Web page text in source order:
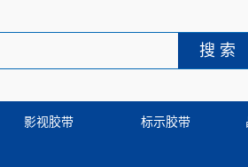
影视胶带 标示胶带